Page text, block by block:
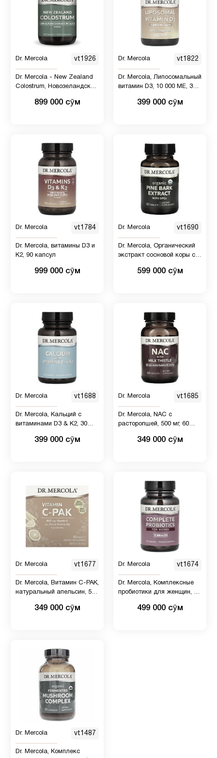
Ресвератрол
Рыбий
5
Омега-3
Система
пищеварение
Снижение
1
Спирулина 1
Хлорофилл
1
Цинк 3
Черный
тмин
1
Dr. Mercola vt1926
Dr. Mercola - New Zealand
Colostrum, Новозеландский
899 000 сӯм
Dr. Mercola vt1822
Dr. Mercola, Липосомальный
витамин D3, 10 000 МЕ, 30
399 000 сӯм
Dr. Mercola vt1784
Dr. Mercola, витамины D3 и
K2, 90 капсул
999 000 сӯм
Dr. Mercola vt1690
Dr. Mercola, Органический
экстракт сосновой коры с
599 000 сӯм
Dr. Mercola vt1688
Dr. Mercola, Кальций с
витаминами D3 & K2, 30
399 000 сӯм
Dr. Mercola vt1685
Dr. Mercola, NAC с
расторопшей, 500 мг, 60
349 000 сӯм
Dr. Mercola vt1677
Dr. Mercola, Витамин C-PAK,
натуральный апельсин, 500
349 000 сӯм
Dr. Mercola vt1674
Dr. Mercola, Комплексные
пробиотики для женщин, 70
499 000 сӯм
Dr. Mercola vt1487
Dr. Mercola, Комплекс